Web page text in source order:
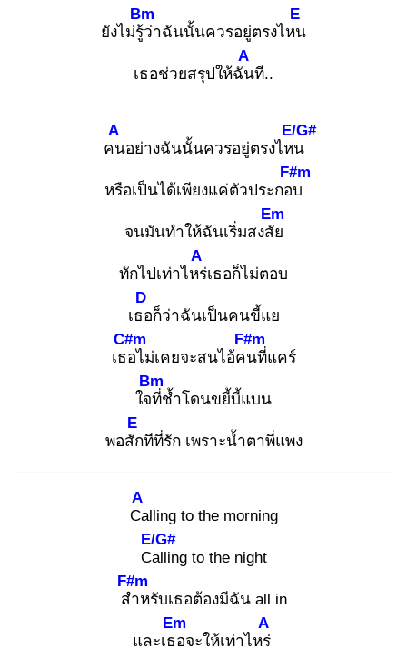
ยังไม่รู้ว่
Bm
าฉันนั้นควรอยู่ตรงไหน
E
เธอช่วยสรุปให้ฉัน
A
ที..
คน
A
อย่างฉันนั้นควรอยู่ตรงไหน
E/G#
หรือเป็นได้เพียงแค่ตัวประกอบ
F#m
จนมันทำให้ฉันเริ่มสงสัย
Em
ทักไปเท่าไหร่
A
เธอก็ไม่ตอบ
เธอ
D
ก็ว่าฉันเป็นคนขี้แย
เธอ
C#m
ไม่เคยจะสนไอ้คน
F#m
ที่แคร์
ใจที่
Bm
ช้ำโดนขยี้บี้แบน
พอสัก
E
ทีที่รัก เพราะน้ำตาพี่แพง
Ca
A
lling to the morning
Cal
E/G#
ling to the night
สำ
F#m
หรับเธอต้องมีฉัน all in
และเธอ
Em
จะให้เท่าไหร่
A